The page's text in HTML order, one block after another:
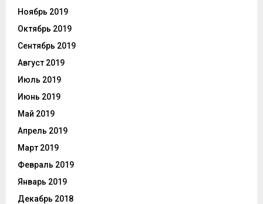
Ноябрь 2019
Октябрь 2019
Сентябрь 2019
Август 2019
Июль 2019
Июнь 2019
Май 2019
Апрель 2019
Март 2019
Февраль 2019
Январь 2019
Декабрь 2018